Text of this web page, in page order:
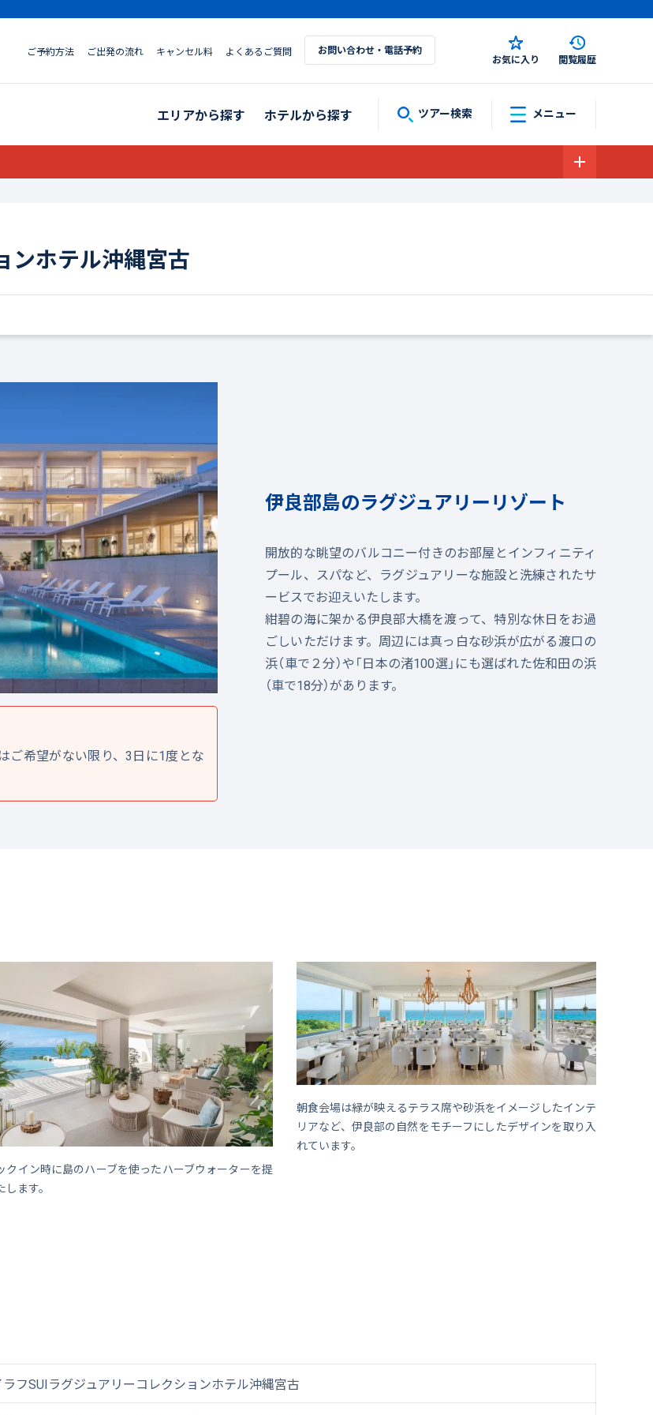
ご予約方法 ご出発の流れ キャンセル料 よくあるご質問 お問い合わせ・電話予約
お気に入り 閲覧履歴
エリアから探す ホテルから探す ツアー検索 メニュー
ンホテル沖縄宮古
ご希望がない限り、3日に1度とな
伊良部島のラグジュアリーリゾート
開放的な眺望のバルコニー付きのお部屋とインフィニティ
プール、スパなど、ラグジュアリーな施設と洗練されたサ
ービスでお迎えいたします。
紺碧の海に架かる伊良部大橋を渡って、特別な休日をお過
ごしいただけます。周辺には真っ白な砂浜が広がる渡口の
浜（車で２分）や「日本の渚100選」にも選ばれた佐和田の浜
（車で18分）があります。
クイン時に島のハーブを使ったハーブウォーターを提
ます。
朝食会場は緑が映えるテラス席や砂浜をイメージしたインテ
リアなど、伊良部の自然をモチーフにしたデザインを取り入
れています。
ラフSUIラグジュアリーコレクションホテル沖縄宮古